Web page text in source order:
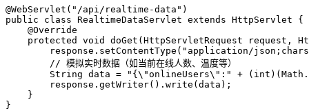
@WebServlet("/api/realtime-data")
public
class RealtimeDataServlet extends HttpServlet {
@Override
protected
void doGet (HttpServletRequest request,
        response.setContentType(
"application/
// 模拟实时数据（如当前在线人数、温度等）
String data = "{\"onlineUsers\":" + ( int
        response.getWriter().write(data);
    }
}